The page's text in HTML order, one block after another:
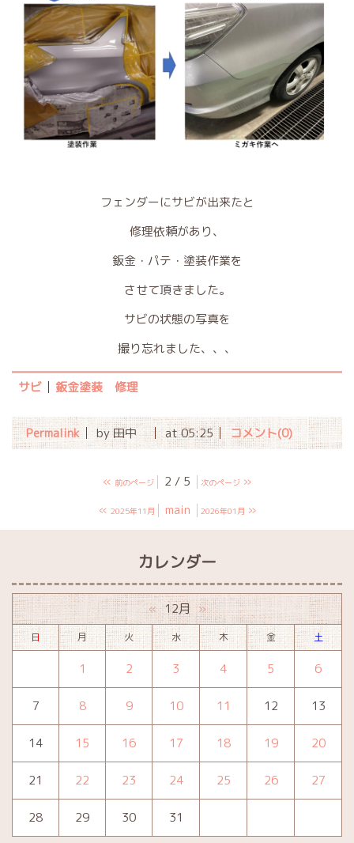
フェンダーにサビが出来たと
修理依頼があり、
鈑金・パテ・塗装作業を
させて頂きました。
サビの状態の写真を
撮り忘れました、、、
サビ 鈑金塗装 修理
Permalink by 田中 at 05:25 コメント(0)
« 前のページ 2 / 5 次のページ »
« 2025年11月 main 2026年01月 »
カレンダー
« 12月 »
日 月 火 水 木 金 土
1 2 3 4 5 6
7 8 9 10 11 12 13
14 15 16 17 18 19 20
21 22 23 24 25 26 27
28 29 30 31